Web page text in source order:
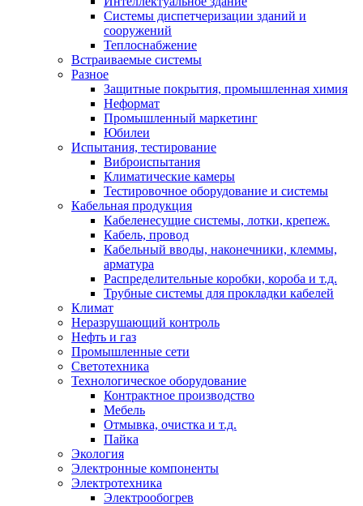
Системы диспетчеризации зданий и
сооружений
Теплоснабжение
Встраиваемые системы
Разное
Защитные покрытия, промышленная химия
Неформат
Промышленный маркетинг
Юбилеи
Испытания, тестирование
Виброиспытания
Климатические камеры
Тестировочное оборудование и системы
Кабельная продукция
Кабеленесущие системы, лотки, крепеж.
Кабель, провод
Кабельный вводы, наконечники, клеммы,
арматура
Распределительные коробки, короба и т.д.
Трубные системы для прокладки кабелей
Климат
Неразрушающий контроль
Нефть и газ
Промышленные сети
Светотехника
Технологическое оборудование
Контрактное производство
Мебель
Отмывка, очистка и т.д.
Пайка
Экология
Электронные компоненты
Электротехника
Электрообогрев